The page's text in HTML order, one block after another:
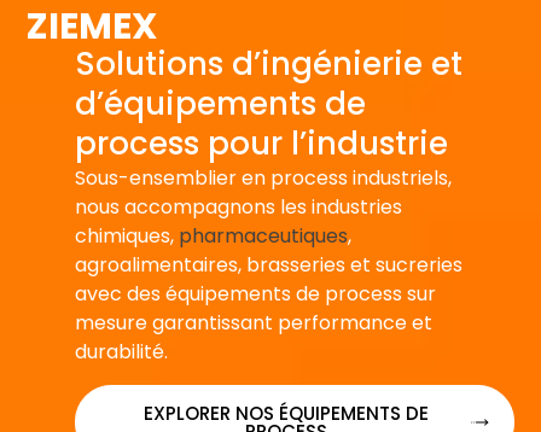
ZIEMEX
Solutions d’ingénierie et
d’équipements de
process pour l’industrie
Sous-ensemblier en process industriels,
nous accompagnons les industries
chimiques, pharmaceutiques,
agroalimentaires, brasseries et sucreries
avec des équipements de process sur
mesure garantissant performance et
durabilité.
EXPLORER NOS ÉQUIPEMENTS DE